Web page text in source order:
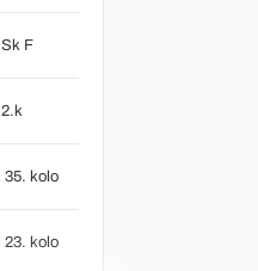
Sk F
2.k
35. kolo
23. kolo